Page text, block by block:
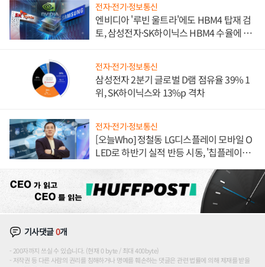
전자·전기·정보통신
엔비디아 '루빈 울트라'에도 HBM4 탑재 검
토, 삼성전자·SK하이닉스 HBM4 수율에 주
전자·전기·정보통신
삼성전자 2분기 글로벌 D램 점유율 39% 1
위, SK하이닉스와 13%p 격차
전자·전기·정보통신
[오늘Who] 정철동 LG디스플레이 모바일 O
LED로 하반기 실적 반등 시동, '칩플레이
기사댓글0개
200자까지 쓰실 수 있습니다. (현재 0 byte / 최대 400byte)
저작권 등 다른 사람의 권리를 침해하거나 명예를 훼손하는 댓글은 관련 법률에 의해 제재를 받을